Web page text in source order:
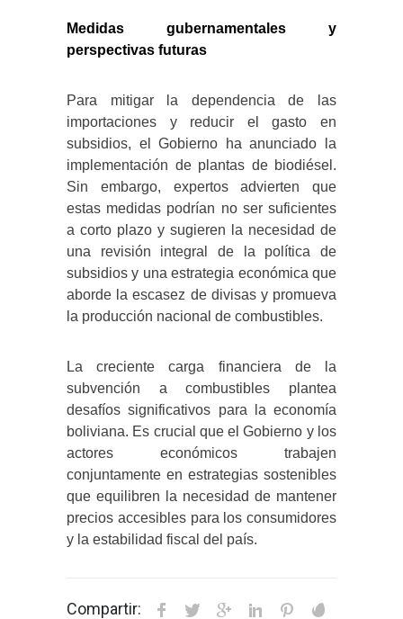
Medidas gubernamentales y
perspectivas futuras
Para mitigar la dependencia de las
importaciones y reducir el gasto en
subsidios, el Gobierno ha anunciado la
implementación de plantas de biodiésel.
Sin embargo, expertos advierten que
estas medidas podrían no ser suficientes
a corto plazo y sugieren la necesidad de
una revisión integral de la política de
subsidios y una estrategia económica que
aborde la escasez de divisas y promueva
la producción nacional de combustibles.
La creciente carga financiera de la
subvención a combustibles plantea
desafíos significativos para la economía
boliviana. Es crucial que el Gobierno y los
actores económicos trabajen
conjuntamente en estrategias sostenibles
que equilibren la necesidad de mantener
precios accesibles para los consumidores
y la estabilidad fiscal del país.
Compartir: